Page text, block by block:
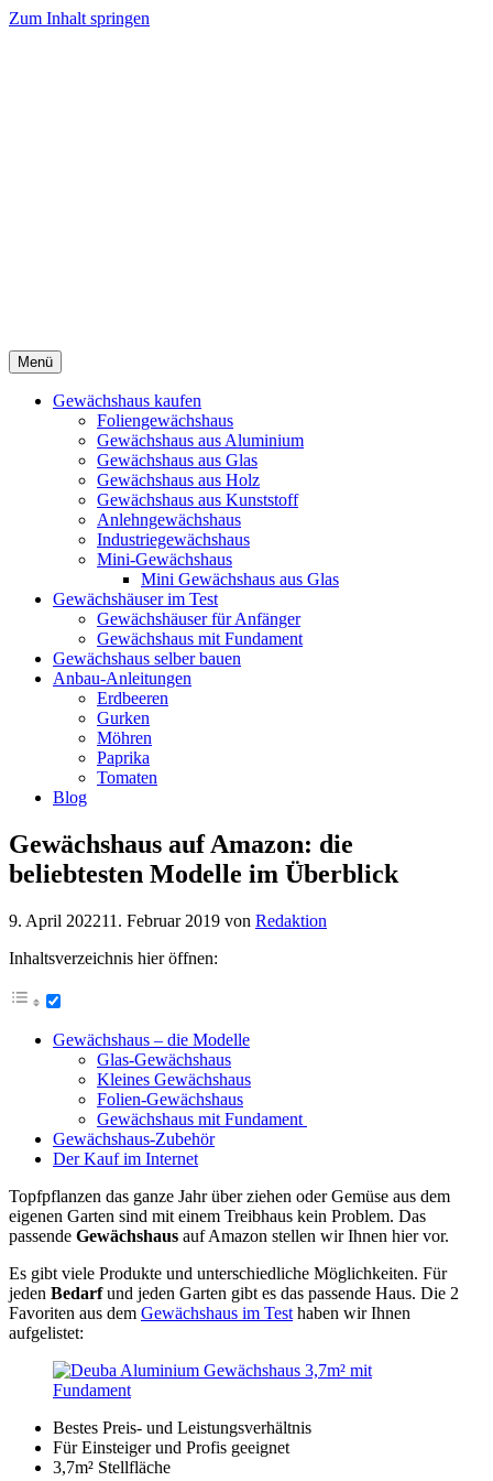
Zum Inhalt springen
Menü
Gewächshaus kaufen
Foliengewächshaus
Gewächshaus aus Aluminium
Gewächshaus aus Glas
Gewächshaus aus Holz
Gewächshaus aus Kunststoff
Anlehngewächshaus
Industriegewächshaus
Mini-Gewächshaus
Mini Gewächshaus aus Glas
Gewächshäuser im Test
Gewächshäuser für Anfänger
Gewächshaus mit Fundament
Gewächshaus selber bauen
Anbau-Anleitungen
Erdbeeren
Gurken
Möhren
Paprika
Tomaten
Blog
Gewächshaus auf Amazon: die
beliebtesten Modelle im Überblick
9. April 202211. Februar 2019 von Redaktion
Inhaltsverzeichnis hier öffnen:
Gewächshaus – die Modelle
Glas-Gewächshaus
Kleines Gewächshaus
Folien-Gewächshaus
Gewächshaus mit Fundament
Gewächshaus-Zubehör
Der Kauf im Internet
Topfpflanzen das ganze Jahr über ziehen oder Gemüse aus dem
eigenen Garten sind mit einem Treibhaus kein Problem. Das
passende Gewächshaus auf Amazon stellen wir Ihnen hier vor.
Es gibt viele Produkte und unterschiedliche Möglichkeiten. Für
jeden Bedarfund jeden Garten gibt es das passende Haus. Die 2
Favoriten aus dem Gewächshaus im Test haben wir Ihnen
aufgelistet:
Bestes Preis- und Leistungsverhältnis
Für Einsteiger und Profis geeignet
3,7m² Stellfläche